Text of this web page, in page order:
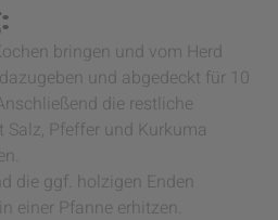
bringen und vom Herd
und abgedeckt für 10
die restliche
Pfeffer und Kurkuma
die ggf. holzigen Enden
einer Pfanne erhitzen.